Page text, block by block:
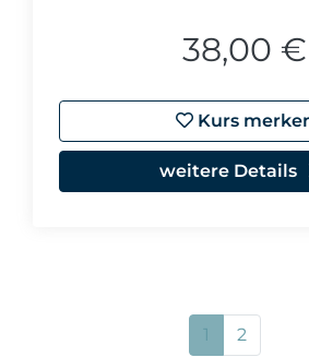
38,00 €
Kurs
weitere Details
1 2